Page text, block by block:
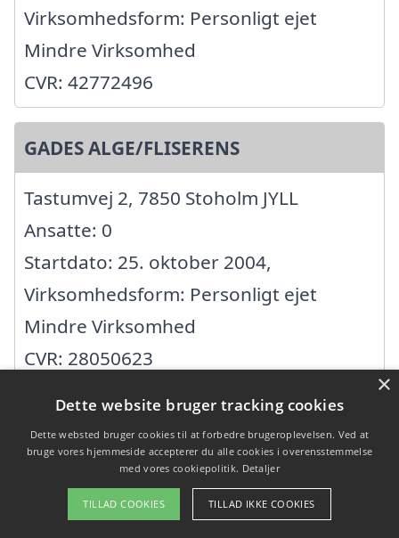
Virksomhedsform: Personligt ejet
Mindre Virksomhed
CVR: 42772496
GADES ALGE/FLISERENS
Tastumvej 2, 7850 Stoholm JYLL
Ansatte: 0
Startdato: 25. oktober 2004,
Virksomhedsform: Personligt ejet
Mindre Virksomhed
CVR: 28050623
Søg efter en
professionel til fliserens
×
Dette website bruger tracking cookies
Dette websted bruger cookies til at forbedre brugeroplevelsen. Ved at
bruge vores hjemmeside accepterer du alle cookies i overensstemmelse
med vores cookiepolitik. Detaljer
TILLAD COOKIES TILLAD IKKE COOKIES